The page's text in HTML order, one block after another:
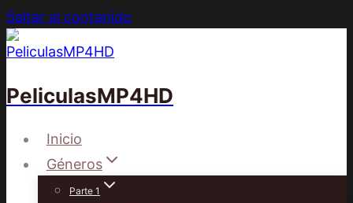
Saltar al contenido
PeliculasMP4HD
Inicio
Géneros
Parte 1